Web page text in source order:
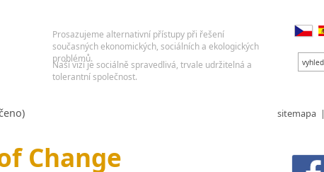
sitemapa |
Change